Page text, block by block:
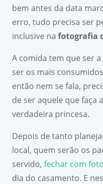
bem antes da data
erro, tudo precisa ser
inclusive na fotografia
A comida tem que ser
ser os mais
então nem se fala,
de ser aquele que faça
verdadeira princesa.
Depois de tanto
local, quem serão os
servido, fechar com
dia do casamento. E